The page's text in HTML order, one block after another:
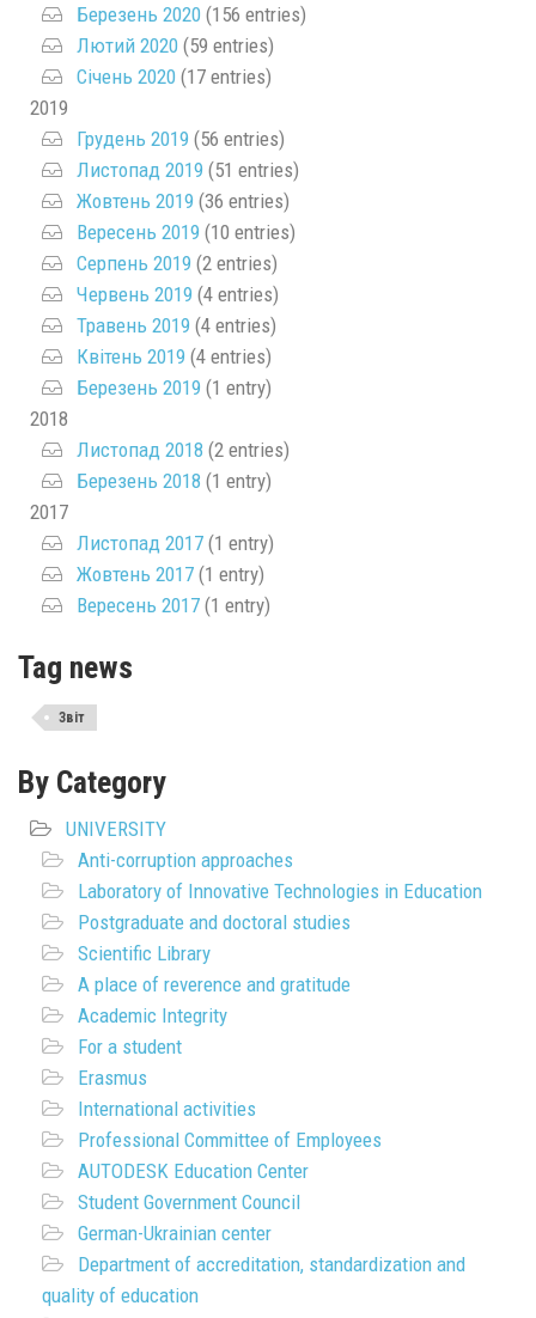
Березень 2020 (156 entries)
Лютий 2020 (59 entries)
Січень 2020 (17 entries)
2019
Грудень 2019 (56 entries)
Листопад 2019 (51 entries)
Жовтень 2019 (36 entries)
Вересень 2019 (10 entries)
Серпень 2019 (2 entries)
Червень 2019 (4 entries)
Травень 2019 (4 entries)
Квітень 2019 (4 entries)
Березень 2019 (1 entry)
2018
Листопад 2018 (2 entries)
Березень 2018 (1 entry)
2017
Листопад 2017 (1 entry)
Жовтень 2017 (1 entry)
Вересень 2017 (1 entry)
Tag news
Звіт
By Category
UNIVERSITY
Anti-corruption approaches
Laboratory of Innovative Technologies in Education
Postgraduate and doctoral studies
Scientific Library
A place of reverence and gratitude
Academic Integrity
For a student
Erasmus
International activities
Professional Committee of Employees
AUTODESK Education Center
Student Government Council
German-Ukrainian center
Department of accreditation, standardization and
quality of education